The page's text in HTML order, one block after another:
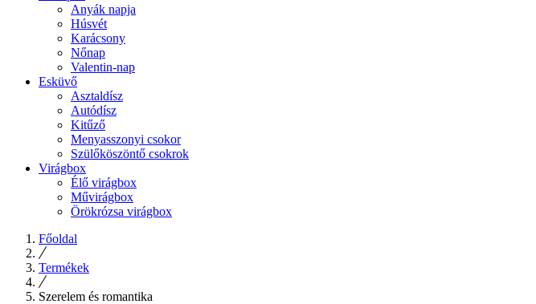
Anyák napja
Húsvét
Karácsony
Nőnap
Valentin-nap
Esküvő
Asztaldísz
Autódísz
Kitűző
Menyasszonyi csokor
Szülőköszöntő csokrok
Virágbox
Élő virágbox
Művirágbox
Örökrózsa virágbox
Főoldal
Termékek
Szerelem és romantika